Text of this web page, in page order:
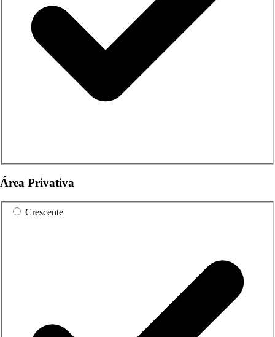
Área Privativa
Crescente